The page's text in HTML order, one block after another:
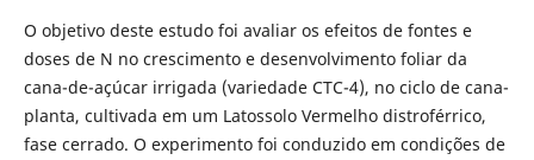
O objetivo deste estudo foi avaliar os efeitos de fontes e
doses de N no crescimento e desenvolvimento foliar da
cana-de-açúcar irrigada (variedade CTC-4), no ciclo de cana-
planta, cultivada em um Latossolo Vermelho distroférrico,
fase cerrado. O experimento foi conduzido em condições de